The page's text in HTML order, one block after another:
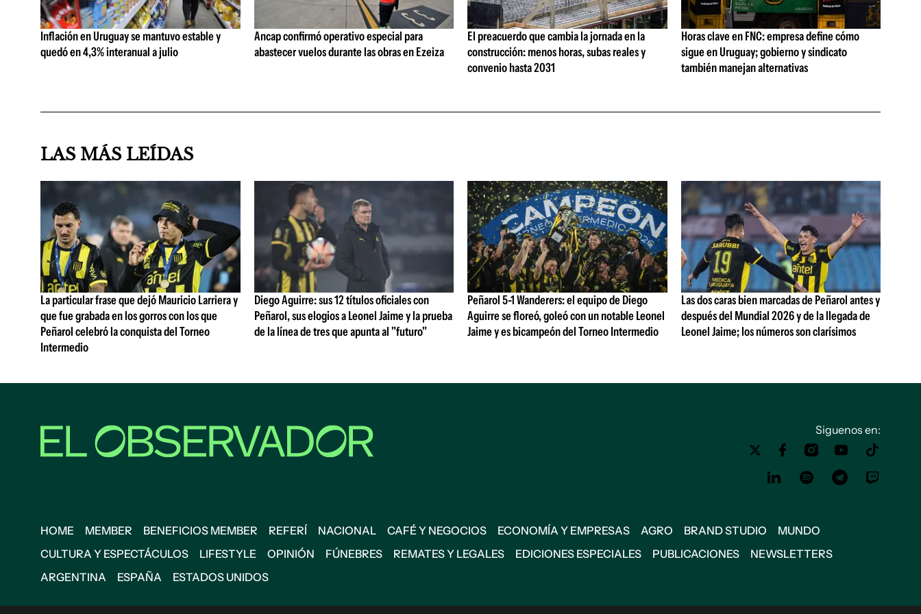
Inflación en Uruguay se mantuvo estable y
quedó en 4,3% interanual a julio
Ancap confirmó operativo especial para
abastecer vuelos durante las obras en Ezeiza
El preacuerdo que cambia la jornada en la
construcción: menos horas, subas reales y
convenio hasta 2031
Horas clave en FNC: empresa define cómo
sigue en Uruguay; gobierno y sindicato
también manejan alternativas
LAS MÁS LEÍDAS
La particular frase que dejó Mauricio Larriera y
que fue grabada en los gorros con los que
Peñarol celebró la conquista del Torneo
Intermedio
Diego Aguirre: sus 12 títulos oficiales con
Peñarol, sus elogios a Leonel Jaime y la prueba
de la línea de tres que apunta al "futuro"
Peñarol 5-1 Wanderers: el equipo de Diego
Aguirre se floreó, goleó con un notable Leonel
Jaime y es bicampeón del Torneo Intermedio
Las dos caras bien marcadas de Peñarol antes y
después del Mundial 2026 y de la llegada de
Leonel Jaime; los números son clarísimos
Siguenos en:
HOME MEMBER BENEFICIOS MEMBER REFERÍ NACIONAL CAFÉ Y NEGOCIOS ECONOMÍA Y EMPRESAS AGRO BRAND STUDIO
MUNDO
CULTURA Y ESPECTÁCULOS
LIFESTYLE OPINIÓN FÚNEBRES REMATES Y LEGALES EDICIONES ESPECIALES PUBLICACIONES
NEWSLETTERS
ARGENTINA
ESPAÑA ESTADOS UNIDOS